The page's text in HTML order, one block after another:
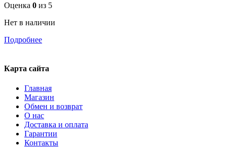
Оценка 0 из 5
Нет в наличии
Подробнее
Карта сайта
Главная
Магазин
Обмен и возврат
О нас
Доставка и оплата
Гарантии
Контакты